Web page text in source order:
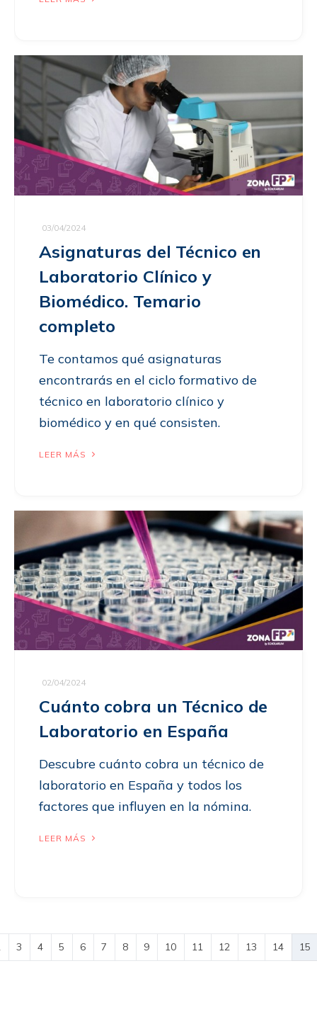
03/04/2024
Asignaturas del Técnico en
Laboratorio Clínico y
Biomédico. Temario
completo
Te contamos qué asignaturas
encontrarás en el ciclo formativo de
técnico en laboratorio clínico y
biomédico y en qué consisten.
LEER MÁS
02/04/2024
Cuánto cobra un Técnico de
Laboratorio en España
Descubre cuánto cobra un técnico de
laboratorio en España y todos los
factores que influyen en la nómina.
LEER MÁS
3 4 5 6 7 8 9 10 11 12 13 14 15